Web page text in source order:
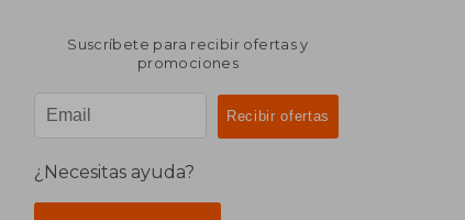
Suscríbete para recibir ofertas y
promociones
¿Necesitas ayuda?